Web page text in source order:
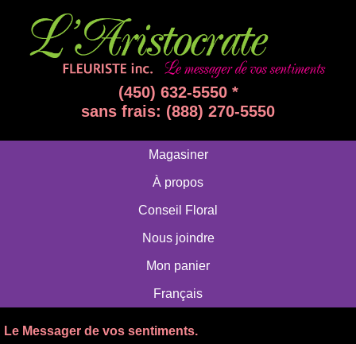
(450) 632-5550 *
sans frais: (888) 270-5550
Magasiner
À propos
Conseil Floral
Nous joindre
Mon panier
Français
Le Messager de vos sentiments.